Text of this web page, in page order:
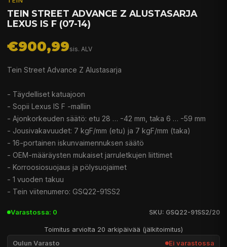
TEIN STREET ADVANCE Z ALUSTASARJA
LEXUS IS F (07-14)
€900,99sis. ALV
Tein Street Advance Z Alustasarja
- Täydelliset katuajoon
- Sopii Lexus IS F -malliin
- Ajonkorkeuden säätö: etu 28 … -42 mm, taka 6 … -59 mm
- Jousivakavuudet: 7 kgF/mm (etu) ja 7 kgF/mm (taka)
- 16-portainen iskunvaimennuksen säätö
- OEM-määräysten mukaiset jarruletkujen liittimet
- Korroosiosuojaus ja pölysuojaimet
- 1 vuoden takuu
- Tein viitenumero: GSQ22-91SS2
Varastossa: 0 SKU: GSQ22-91SS2/20
Toimitus arviolta 20 arkipäivää (jälkitoimitus)
Oulun Varasto Ei varastossa